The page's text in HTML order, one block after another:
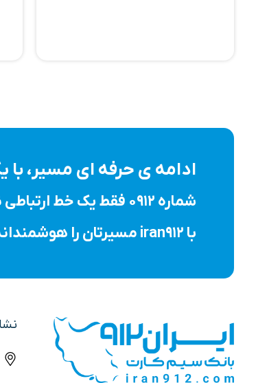
ادامه ی حرفه ای مسیر،
شماره ۰۹۱۲ فقط یک خط ارتباطی نیست؛ نماد اعتبار، ثبات و یک انتخاب حرفه ای است.
با iran912 مسیرتان را هوشمندانه ادامه دهید.